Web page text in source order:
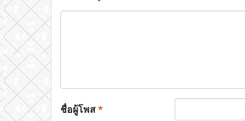
ชื่อผู้โพส*